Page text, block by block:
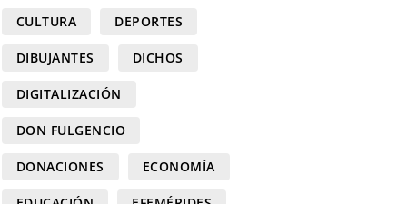
CULTURA DEPORTES
DIBUJANTES DICHOS
DIGITALIZACIÓN
DON FULGENCIO
DONACIONES ECONOMÍA